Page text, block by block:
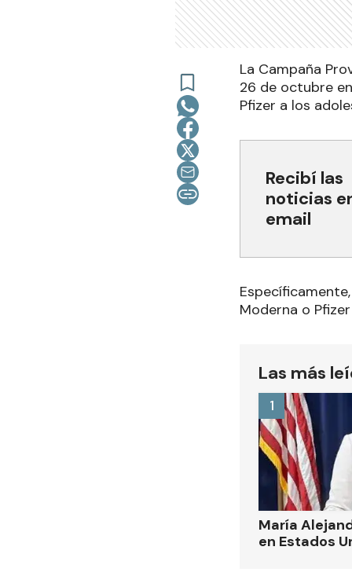
La Campaña
26 de octubre
Pfizer a los
Recibí las
noticias
email
Moderna o
Las más
María
en Estados
1